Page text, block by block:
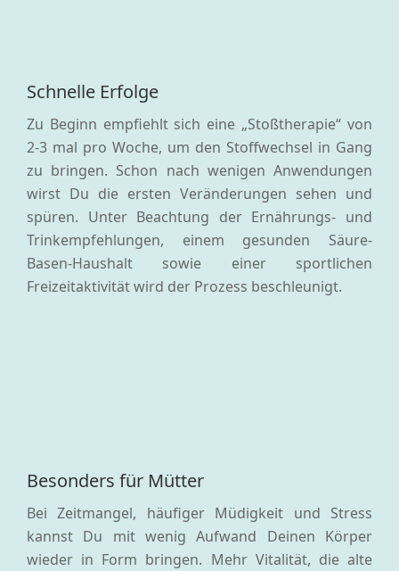
Schnelle Erfolge
Zu Beginn empfiehlt sich eine „Stoßtherapie“ von
2-3 mal pro Woche, um den Stoffwechsel in Gang
zu bringen. Schon nach wenigen Anwendungen
wirst Du die ersten Veränderungen sehen und
spüren. Unter Beachtung der Ernährungs- und
Trinkempfehlungen, einem gesunden Säure-
Basen-Haushalt sowie einer sportlichen
Freizeitaktivität wird der Prozess beschleunigt.
Besonders für Mütter
Bei Zeitmangel, häufiger Müdigkeit und Stress
kannst Du mit wenig Aufwand Deinen Körper
wieder in Form bringen. Mehr Vitalität, die alte